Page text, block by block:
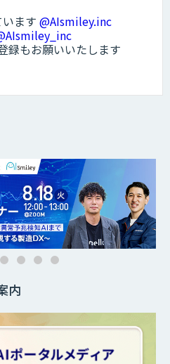
ます @AIsmiley.inc
録もお願いいたします
内